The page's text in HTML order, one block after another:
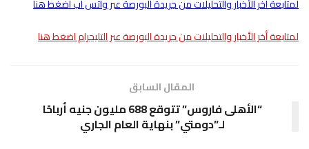
لمتابعة أخر الأخبار والتحليلات من جريدة البورصة عبر واتس اب اضغط هنا
لمتابعة أخر الأخبار والتحليلات من جريدة البورصة عبر التليجرام اضغط هنا
المقال السابق
“الأهلى فاروس” تتوقع 688 مليون جنيه أرباحًا
لـ”دومتي” بنهاية العام الجاري